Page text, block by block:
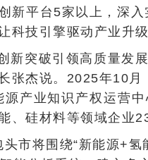
新平台5家以上，深
科技引擎驱动产业升级
新突破引领高质量发
张杰说。2025年10
源产业知识产权运营
、硅材料等领域企业
市将围绕“新能源+